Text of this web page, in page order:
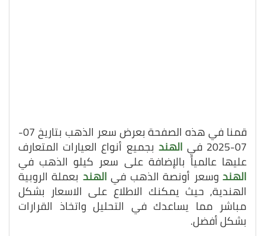
قمنا في هذه الصفحة بعرض سعر الذهب بتاريخ 07-
07-2025 في الهند بجميع أنواع العيارات المتعارف
عليها عالمياً بالإضافة على سعر كيلو الذهب في
الهندوسعر أونصة الذهب في الهند بعملة الروبية
الهندية, حيث يمكنك الاطلاع على الاسعار بشكل
مباشر مما يساعدك في التحليل واتخاذ القرارات
بشكل أفضل.